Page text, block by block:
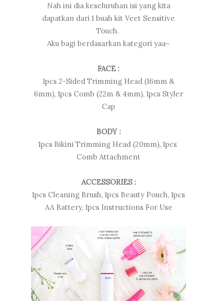
Nah ini dia keseluruhan isi yang kita
dapatkan dari 1 buah kit Veet Sensitive
Touch.
Aku bagi berdasarkan kategori yaa~
FACE :
1pcs 2-Sided Trimming Head (16mm &
6mm), 1pcs Comb (22m & 4mm), 1pcs Styler
Cap
BODY :
1pcs Bikini Trimming Head (20mm), 1pcs
Comb Attachment
ACCESSORIES :
1pcs Cleaning Brush, 1pcs Beauty Pouch, 1pcs
AA Battery, 1pcs Instructions For Use